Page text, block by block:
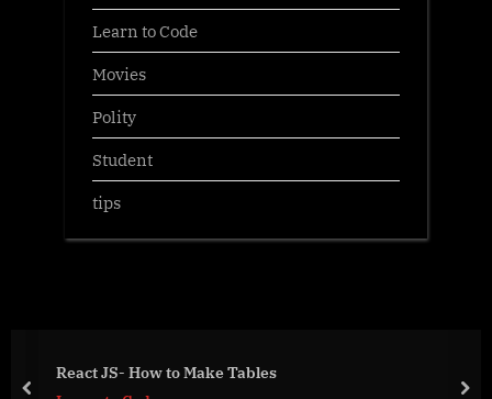
Learn to Code
Movies
Polity
Student
tips
React JS- How to Make Tables